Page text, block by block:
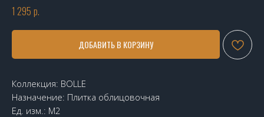
1 295 р.
ДОБАВИТЬ В КОРЗИНУ
Коллекция: BOLLE
Назначение: Плитка облицовочная
Ед. изм.: М2